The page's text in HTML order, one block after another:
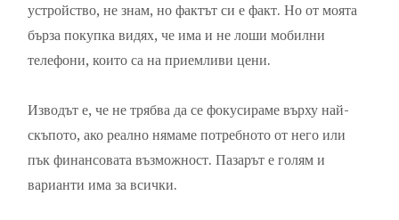
устройство, не знам, но фактът си е факт. Но от моята
бърза покупка видях, че има и не лоши мобилни
телефони, които са на приемливи цени.
Изводът е, че не трябва да се фокусираме върху най-
скъпото, ако реално нямаме потребното от него или
пък финансовата възможност. Пазарът е голям и
варианти има за всички.